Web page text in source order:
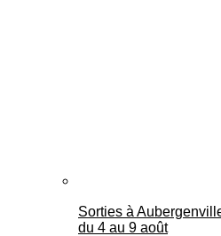
Sorties à
du 4 au 9 août